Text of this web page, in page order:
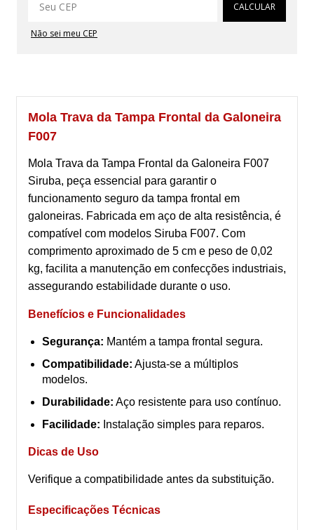
CALCULAR
Não sei meu CEP
Mola Trava da Tampa Frontal da Galoneira
F007
Mola Trava da Tampa Frontal da Galoneira F007
Siruba, peça essencial para garantir o
funcionamento seguro da tampa frontal em
galoneiras. Fabricada em aço de alta resistência, é
compatível com modelos Siruba F007. Com
comprimento aproximado de 5 cm e peso de 0,02
kg, facilita a manutenção em confecções industriais,
assegurando estabilidade durante o uso.
Benefícios e Funcionalidades
Segurança: Mantém a tampa frontal segura.
Compatibilidade: Ajusta-se a múltiplos
modelos.
Durabilidade: Aço resistente para uso contínuo.
Facilidade: Instalação simples para reparos.
Dicas de Uso
Verifique a compatibilidade antes da substituição.
Especificações Técnicas